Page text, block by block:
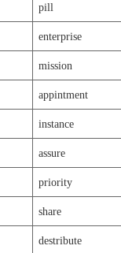
pill
enterprise
mission
appintment
instance
assure
priority
share
destribute